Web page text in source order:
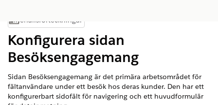
Visa innehållsförteckning
Innehållsförteckningar
Konfigurera sidan
Besöksengagemang
Sidan Besöksengagemang är det primära arbetsområdet för
fältanvändare under ett besök hos deras kunder. Den har ett
konfigurerbart sidofält för navigering och ett huvudformulär